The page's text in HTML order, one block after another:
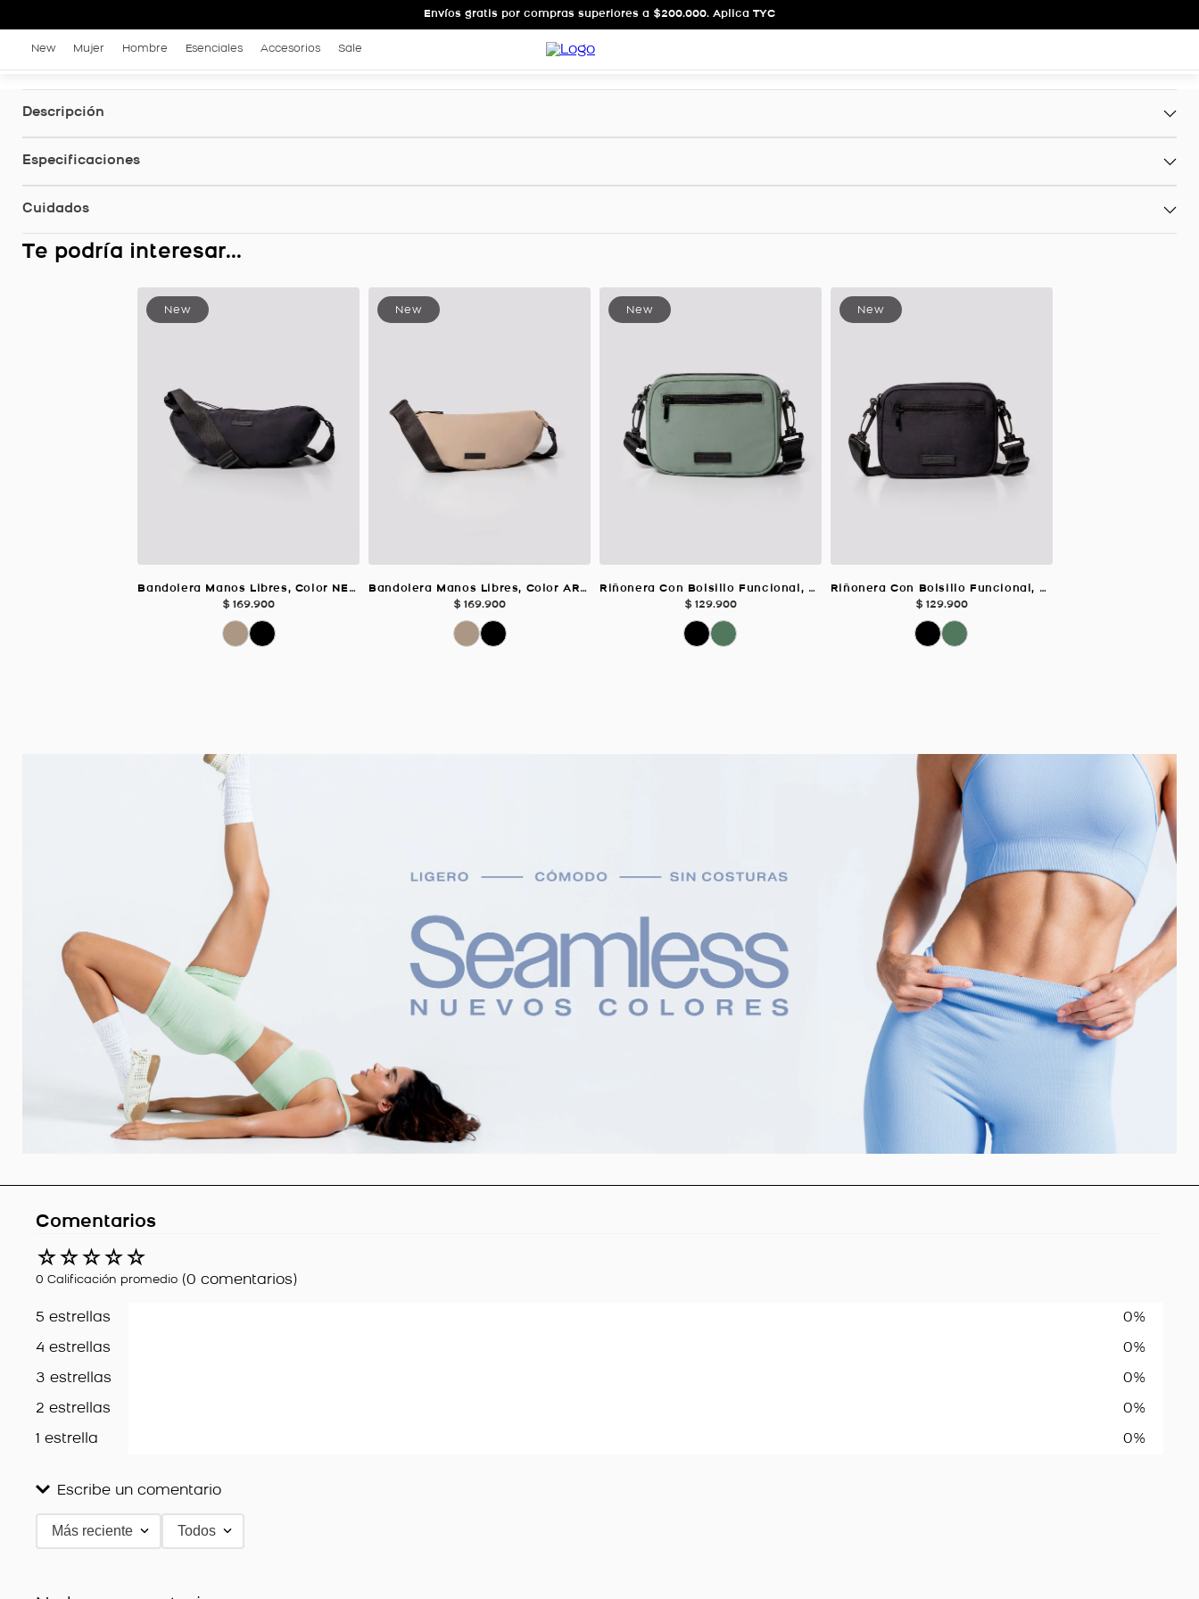
Envíos gratis por compras superiores a $200.000. Aplica TYC
New Mujer Hombre Esenciales Accesorios Sale
Descripción
Especificaciones
Cuidados
Te podría interesar...
Bandolera Manos Libres, Color NEGRO Para Unisex
$ 169.900
Bandolera Manos Libres, Color ARENA Para Unisex
$ 169.900
Riñonera Con Bolsillo Funcional, Color VERDE OLIVA Para Unisex
$ 129.900
Riñonera Con Bolsillo Funcional, Color NEGRO Para Unisex
$ 129.900
Comentarios
☆☆☆☆☆
0 Calificación promedio (0 comentarios)
5 estrellas 0%
4 estrellas 0%
3 estrellas 0%
2 estrellas 0%
1 estrella 0%
Escribe un comentario
Agregar comentario
Más reciente Todos